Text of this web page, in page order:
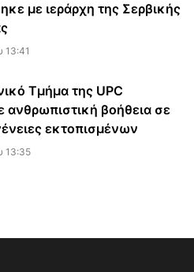
με ιεράρχη της Σερβικής
13:41
Τμήμα της UPC
βοήθεια σε
εκτοπισμένων
13:35